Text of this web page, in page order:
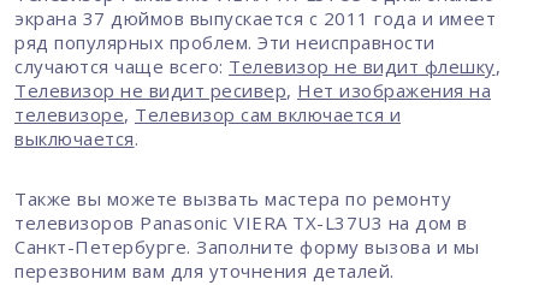
экрана 37 дюймов выпускается с 2011 года и имеет
ряд популярных проблем. Эти неисправности
случаются чаще всего: Телевизор не видит флешку,
Телевизор не видит ресивер, Нет изображения на
телевизоре, Телевизор сам включается и
выключается.
Также вы можете вызвать мастера по ремонту
телевизоров Panasonic VIERA TX-L37U3 на дом в
Санкт-Петербурге. Заполните форму вызова и мы
перезвоним вам для уточнения деталей.